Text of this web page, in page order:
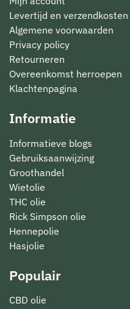
Levertijd en verzendkosten
Algemene voorwaarden
Privacy policy
Retourneren
Overeenkomst herroepen
Klachtenpagina
Informatie
Informatieve blogs
Gebruiksaanwijzing
Groothandel
Wietolie
THC olie
Rick Simpson olie
Hennepolie
Hasjolie
Populair
CBD olie